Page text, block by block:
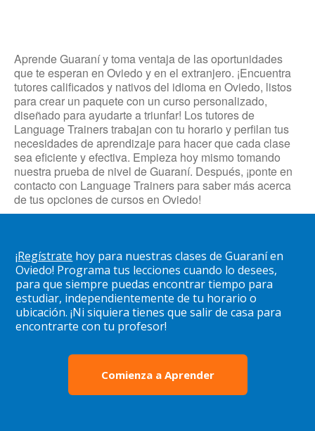
Aprende Guaraní y toma ventaja de las oportunidades
que te esperan en Oviedo y en el extranjero. ¡Encuentra
tutores calificados y nativos del idioma en Oviedo, listos
para crear un paquete con un curso personalizado,
diseñado para ayudarte a triunfar! Los tutores de
Language Trainers trabajan con tu horario y perfilan tus
necesidades de aprendizaje para hacer que cada clase
sea eficiente y efectiva. Empieza hoy mismo tomando
nuestra prueba de nivel de Guaraní. Después, ¡ponte en
contacto con Language Trainers para saber más acerca
de tus opciones de cursos en Oviedo!
¡Regístrate hoy para nuestras clases de Guaraní en
Oviedo! Programa tus lecciones cuando lo desees,
para que siempre puedas encontrar tiempo para
estudiar, independientemente de tu horario o
ubicación. ¡Ni siquiera tienes que salir de casa para
encontrarte con tu profesor!
Comienza a Aprender